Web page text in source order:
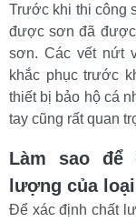
Trước khi thi công
được sơn đã được
sơn. Các vết nứt
khắc phục trước
thiết bị bảo hộ cá
tay cũng rất quan
Làm sao
lượng của
Để xác định chất